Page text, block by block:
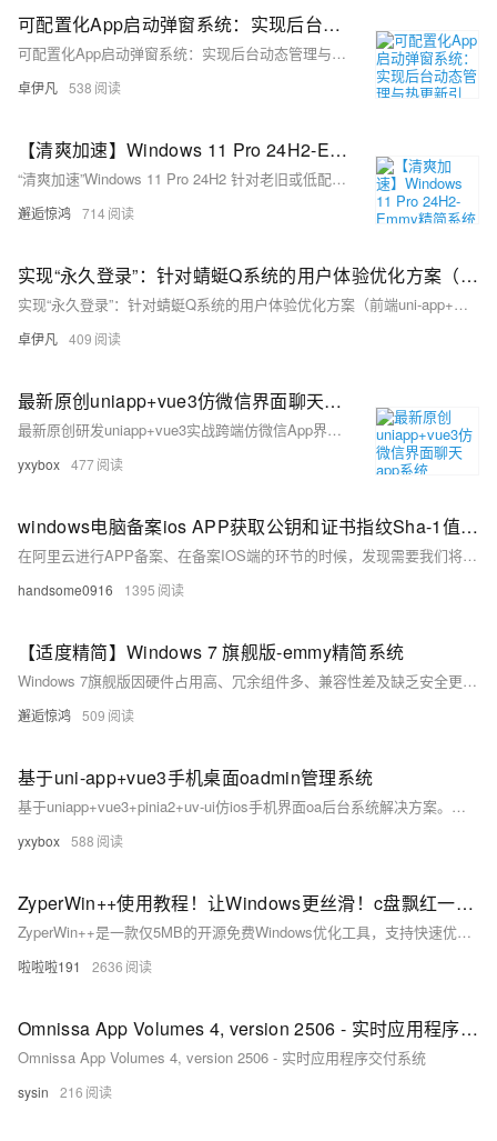
可配置化App启动弹窗系统：实现后台动态管理与热更新引导-蜻蜓Q系统laravel+vue3-优雅草卓伊凡
可配置化App启动弹窗系统：实现后台动态管理与热更新引导-蜻蜓Q系统laravel+vue3-优雅草卓伊凡
卓伊凡 538
【清爽加速】Windows 11 Pro 24H2-Emmy精简系统
“清爽加速”Windows 11 Pro 24H2 针对老旧或低配设备，通过精简系统、优化服务与简化装机流程，降低资源占用，提升运行流畅度，兼顾安全性与稳定性，让老设备也能轻松应对日常办公与轻度娱乐需求。
邂逅惊鸿 714
实现“永久登录”：针对蜻蜓Q系统的用户体验优化方案（前端uni-app+后端Laravel详解）-优雅草卓伊凡
实现“永久登录”：针对蜻蜓Q系统的用户体验优化方案（前端uni-app+后端Laravel详解）-优雅草卓伊凡
卓伊凡 409
最新原创uniapp+vue3仿微信界面聊天app系统
最新原创研发uniapp+vue3实战跨端仿微信App界面聊天程序。支持运行到H5+小程序+APP端。
yxybox 477
windows电脑备案ios APP获取公钥和证书指纹Sha-1值的方法
在阿里云进行APP备案、在备案IOS端的环节的时候，发现需要我们将p12证书安装在电脑上，再用xcode或或钥匙串访问来获取这个证书的公钥和sha-1值。 但是大部分开发uniapp应用的同学们，或者进行发布的运维人员的电脑都是windows，无法按照阿里云的教程来获取ios的公钥和sha-1。备案就被卡主了。 这里介绍下另一个方法，就是使用香蕉云编来在线上传证书获取。如下图所示，打开香蕉云编后，找到下图这个功能
handsome0916 1395
【适度精简】Windows 7 旗舰版-emmy精简系统
Windows 7旗舰版因硬件占用高、冗余组件多、兼容性差及缺乏安全更新等问题，逐渐难以满足用户需求。适度精简版通过去除无用组件、优化性能与安全性，提升老旧设备运行效率，增强兼容性与稳定性，同时保留用户熟悉的操作界面，降低学习成本，满足个性化需求，延续Windows 7的实用价值。
邂逅惊鸿 509
基于uni-app+vue3手机桌面oadmin管理系统
基于uniapp+vue3+pinia2+uv-ui仿ios手机界面oa后台系统解决方案。支持运行到h5+小程序+app端。
yxybox 588
ZyperWin++使用教程！让Windows更丝滑！c盘飘红一键搞定！ZyperWin++解决系统优化、Office安装和系统激活
ZyperWin++是一款仅5MB的开源免费Windows优化工具，支持快速优化、自定义设置与垃圾清理，兼具系统加速、隐私保护、Office安装等功能，轻便无广告，小白也能轻松上手，是提升电脑性能的全能管家。
啦啦啦191 2636
Omnissa App Volumes 4, version 2506 - 实时应用程序交付系统
Omnissa App Volumes 4, version 2506 - 实时应用程序交付系统
sysin 216